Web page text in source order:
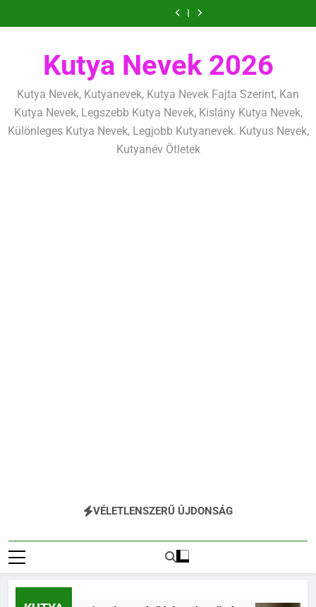
a
héten
kezdj
el
fizikailag
szeretettel,
amit
már
héten
kezdj
el
amik
egész
Kutya Nevek 2026
Kutya Nevek, Kutyanevek, Kutya Nevek Fajta Szerint, Kan
Kutya Nevek, Legszebb Kutya Nevek, Kislány Kutya Nevek,
Különleges Kutya Nevek, Legjobb Kutyanevek. Kutyus Nevek,
Kutyanév Ötletek
VÉLETLENSZERŰ ÚJDONSÁG